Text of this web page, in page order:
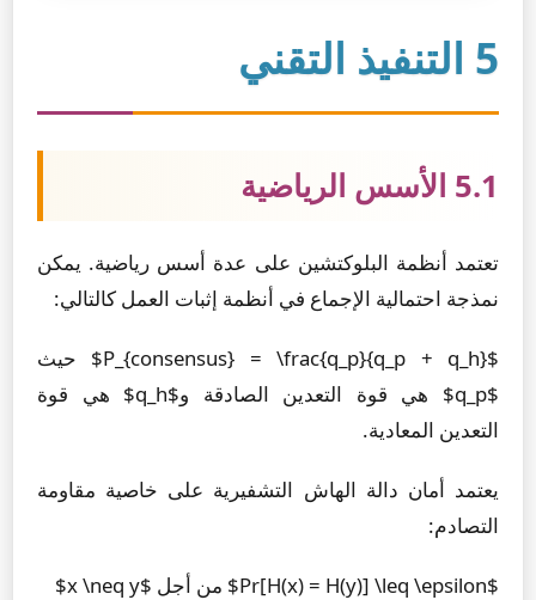
5 التنفيذ التقني
5.1 الأسس الرياضية
تعتمد أنظمة البلوكتشين على عدة أسس رياضية. يمكن
نمذجة احتمالية الإجماع في أنظمة إثبات العمل كالتالي:
$P_{consensus} = \frac{q_p}{q_p + q_h}$ حيث
$q_p$ هي قوة التعدين الصادقة و$q_h$ هي قوة
التعدين المعادية.
يعتمد أمان دالة الهاش التشفيرية على خاصية مقاومة
التصادم:
$Pr[H(x) = H(y)] \leq \epsilon$ من أجل $x \neq y$